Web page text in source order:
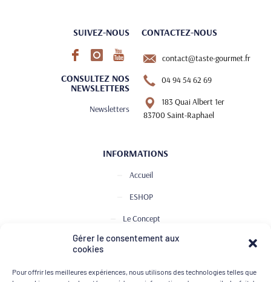
Gérer le consentement aux
cookies
Pour offrir les meilleures expériences, nous utilisons des technologies telles que
SUIVEZ-NOUS
CONSULTEZ NOS
NEWSLETTERS
Newsletters
CONTACTEZ-NOUS
contact@taste-gourmet.fr
04 94 54 62 69
183 Quai Albert 1er
83700 Saint-Raphael
INFORMATIONS
Accueil
ESHOP
Le Concept
Club de Dégustation